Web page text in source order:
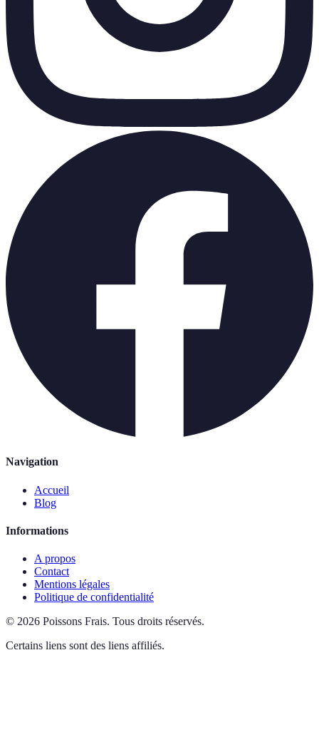
Navigation
Accueil
Blog
Informations
A propos
Contact
Mentions légales
Politique de confidentialité
© 2026 Poissons Frais. Tous droits réservés.
Certains liens sont des liens affiliés.